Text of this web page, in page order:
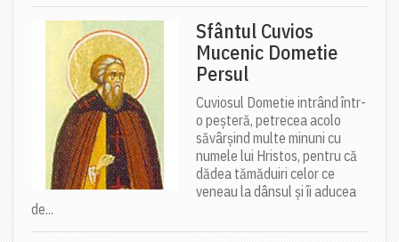
Sfântul Cuvios
Mucenic Dometie
Persul
Cuviosul Dometie intrând într-
o peșteră, petrecea acolo
săvârșind multe minuni cu
numele lui Hristos, pentru că
dădea tămăduiri celor ce
veneau la dânsul și îi aducea
de...